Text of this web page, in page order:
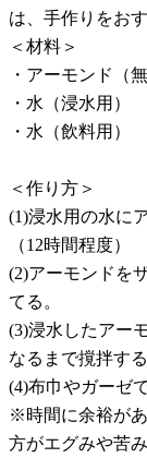
は、手作りをお
＜材料＞
・アーモンド（
・水（浸水用）
・水（飲料用）
＜作り方＞
(1)浸水用の水に
（12時間程度）
(2)アーモンドを
てる。
(3)浸水したアー
なるまで撹拌する
(4)布巾やガーゼ
※時間に余裕が
方がエグみや苦